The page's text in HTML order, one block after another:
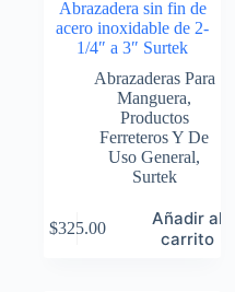
Abrazadera sin fin de
acero inoxidable de 2-
1/4″ a 3″ Surtek
Abrazaderas Para
Manguera,
Productos
Ferreteros Y De
Uso General,
Surtek
$325.00
Añadir al
carrito